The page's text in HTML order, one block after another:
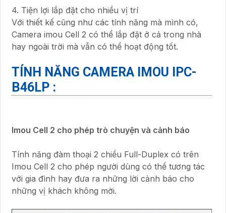
4. Tiện lợi lắp đặt cho nhiều vị trí
Với thiết kế cũng như các tính năng mà mình có,
Camera imou Cell 2 có thể lắp đặt ở cả trong nhà
hay ngoài trời mà vẫn có thể hoạt động tốt.
TÍNH NĂNG CAMERA IMOU IPC-
B46LP :
Imou Cell 2 cho phép trò chuyện và cảnh báo
Tính năng đàm thoại 2 chiều Full-Duplex có trên
Imou Cell 2 cho phép người dùng có thể tương tác
với gia đình hay đưa ra những lời cảnh báo cho
những vị khách không mời.